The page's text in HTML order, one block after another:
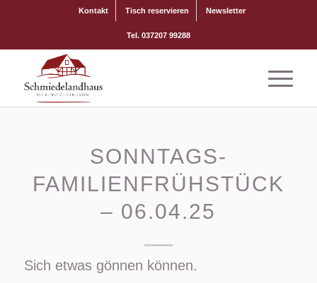
Kontakt Tisch reservieren Newsletter
Tel. 037207 99288
SONNTAGS-
FAMILIENFRÜHSTÜCK
– 06.04.25
Sich etwas gönnen können.